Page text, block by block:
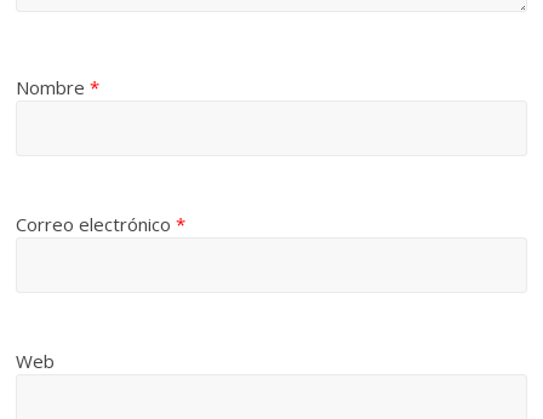
Nombre*
Correo electrónico*
Web